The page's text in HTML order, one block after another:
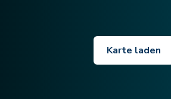
Karte laden